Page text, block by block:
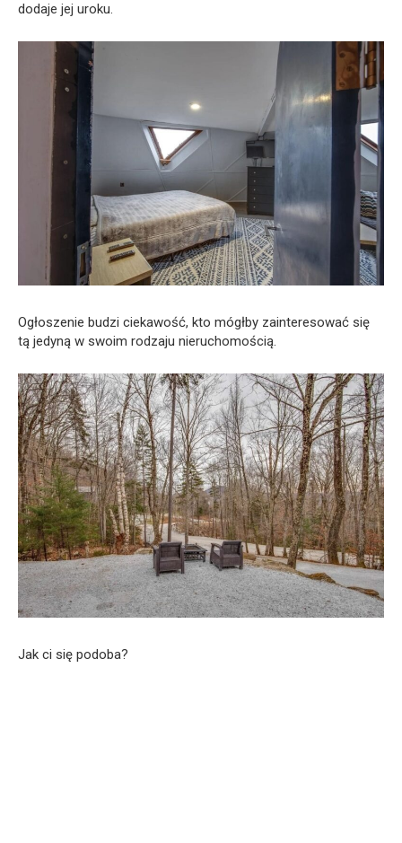
dodaje jej uroku.
Ogłoszenie budzi ciekawość, kto mógłby zainteresować się
tą jedyną w swoim rodzaju nieruchomością.
Jak ci się podoba?